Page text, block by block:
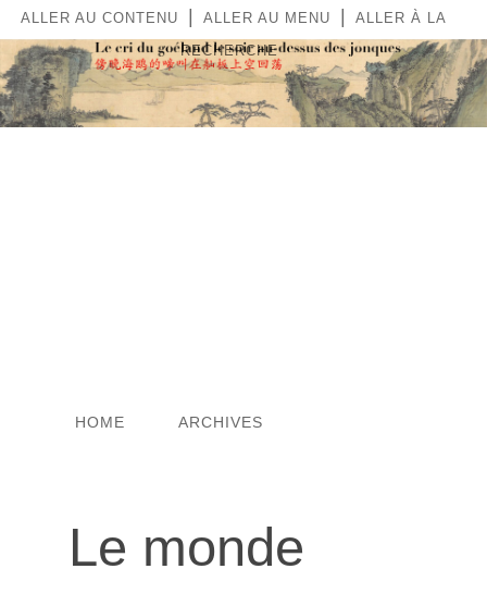
ALLER AU CONTENU ALLER AU MENU
ALLER À LA
RECHERCHE
LE CRI DU GOÉLAND LE
SOIR AU-DESSUS DES
HOME ARCHIVES
Le monde